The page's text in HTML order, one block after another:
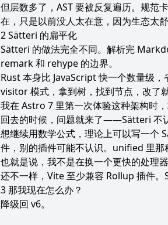
但层数多了，AST 要被反复遍历。规范
在，只是以前没人太在意，因为生态太舒
Sätteri 的扁平化
Sätteri 的做法完全不同。解析完
remark 和 rehype 的边界。
Rust 本身比 JavaScript 快一个数量级
visitor 模式，拿到树，找到节点，改了就
我在 Astro 7 里第一次体验这种架构时
回去的时候，问题就来了——Sätteri 不
想继续用数学公式，理论上可以写一个
件，别的插件可能不认识。unified 里那
也就是说，我不是在换一个更快的处理
还不一样，Vite 至少兼容 Rollup 插件。
那我现在怎么办？
降级回 v6。